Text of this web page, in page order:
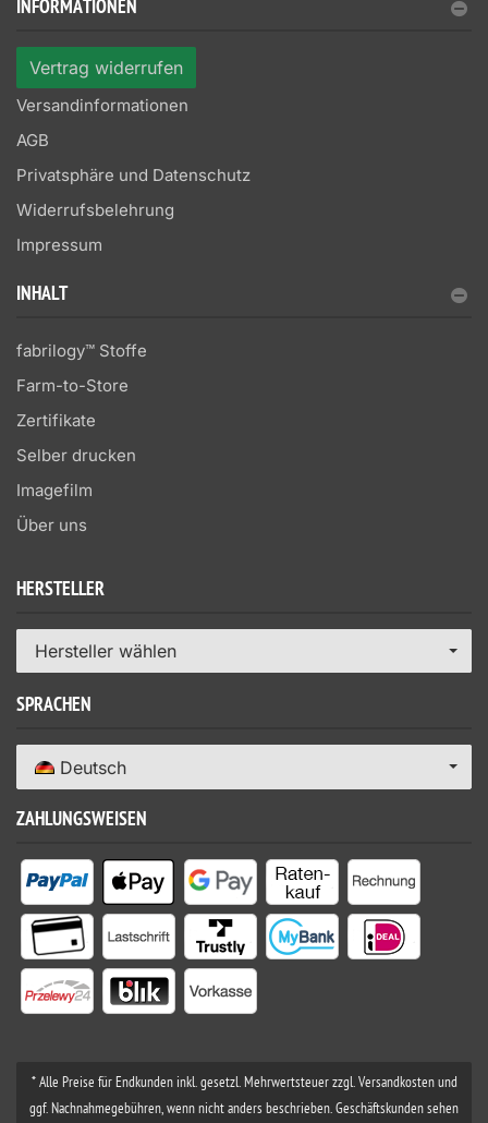
INFORMATIONEN
Vertrag widerrufen
Versandinformationen
AGB
Privatsphäre und Datenschutz
Widerrufsbelehrung
Impressum
INHALT
fabrilogy™ Stoffe
Farm-to-Store
Zertifikate
Selber drucken
Imagefilm
Über uns
HERSTELLER
Hersteller wählen
SPRACHEN
Deutsch
ZAHLUNGSWEISEN
* Alle Preise für Endkunden inkl. gesetzl. Mehrwertsteuer zzgl. Versandkosten und
ggf. Nachnahmegebühren, wenn nicht anders beschrieben. Geschäftskunden sehen